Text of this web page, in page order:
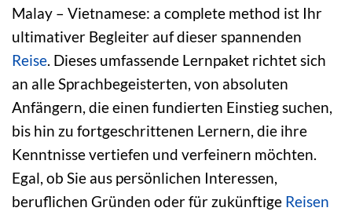
Malay – Vietnamese: a complete method ist Ihr
ultimativer Begleiter auf dieser spannenden
Reise. Dieses umfassende Lernpaket richtet sich
an alle Sprachbegeisterten, von absoluten
Anfängern, die einen fundierten Einstieg suchen,
bis hin zu fortgeschrittenen Lernern, die ihre
Kenntnisse vertiefen und verfeinern möchten.
Egal, ob Sie aus persönlichen Interessen,
beruflichen Gründen oder für zukünftige Reisen